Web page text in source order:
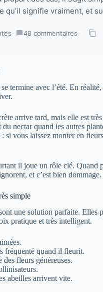
qu’il signifie vraiment, et
· 48 commentaires ·
termine avec l’été. En
arrive tard, mais elle est
nectar quand les autres
: si vous laissez monter en
il joue un rôle clé. Quand
et c’est bien dommage.
simple
une solution parfaite. Elles
pratique et très intelligent.
fréquenté quand il fleurit.
fleurs généreuses.
abeilles arrivent vite.